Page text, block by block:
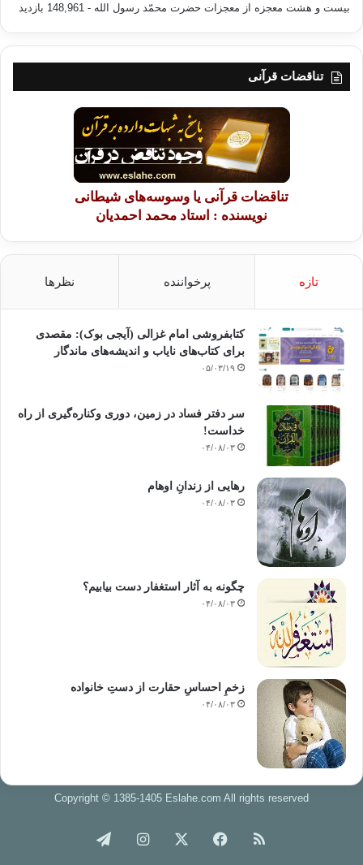
بیست و هشت معجزه از معجزات حضرت محمّد رسول الله - 148,961 بازدید
تناقضات قرآنی
تناقضات قرآنی یا وسوسه‌های شیطانی
نویسنده : استاد محمد احمدیان
تازه پرخواننده نظرها
کتابفروشی امام غزالی (آیجی بوک): مقصدی
برای کتاب‌های نایاب و اندیشه‌های ماندگار
۰۵/۰۳/۱۹
سر دفتر فساد در زمین‌، دوری وکناره‌گیری از راه
خداست‌!
۰۴/۰۸/۰۳
رهایی از زندانِ اوهام
۰۴/۰۸/۰۳
چگونه به آثار استغفار دست بیابیم؟
۰۴/۰۸/۰۳
زخمِ احساسِ حقارت از دستِ خانواده
۰۴/۰۸/۰۳
Copyright © 1385-1405 Eslahe.com All rights reserved
خوراک فیس اینستاگرام